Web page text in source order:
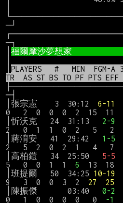
─┘
─┐
PLAYERS   #   MIN  FGM-A
TR  AS ST BS TO PF PTS
─┤
│張宗憲    3  30:12 6-11
0   2  0  0  0  2  15  11
│忻沃克   24  31:13 2-9
2   0  1  1  0  2   5   2
│蔣淯安   41  29:42 1-5
2   5  2  0  2  1   4   7
│高柏鎧   34  25:50 5-5
5   0  0  1  1 6
13  18
│班提爾   50  34:25 10-19
9   3  0  0  3  2 27 25
│陳振傑       03:40 0-2
0   1  0  0  0  0   0
-1